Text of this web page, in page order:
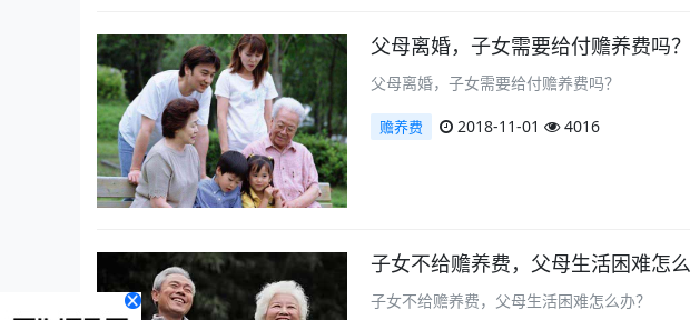
父母离婚，子女需要给付赡养费吗？
父母离婚，子女需要给付赡养费吗？
赡养费 2018-11-01 4016
子女不给赡养费，父母生活困难怎么
子女不给赡养费，父母生活困难怎么办？